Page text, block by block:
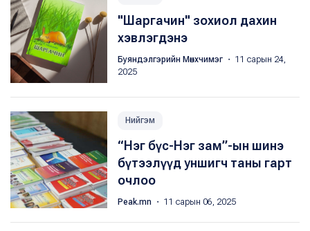
"Шаргачин" зохиол дахин
хэвлэгдэнэ
Буяндэлгэрийн Мөнхчимэг ・ 11 сарын 24,
2025
Нийгэм
“Нэг бүс-Нэг зам”-ын шинэ
бүтээлүүд уншигч таны гарт
очлоо
Peak.mn ・ 11 сарын 06, 2025